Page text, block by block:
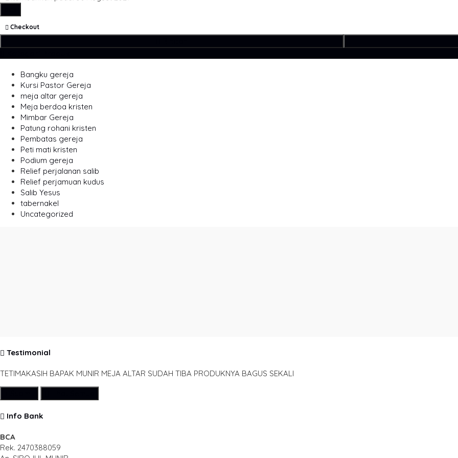
Checkout
Bangku gereja
Kursi Pastor Gereja
meja altar gereja
Meja berdoa kristen
Mimbar Gereja
Patung rohani kristen
Pembatas gereja
Peti mati kristen
Podium gereja
Relief perjalanan salib
Relief perjamuan kudus
Salib Yesus
tabernakel
Uncategorized
Testimonial
TETIMAKASIH BAPAK MUNIR MEJA ALTAR SUDAH TIBA PRODUKNYA BAGUS SEKALI
Info Bank
BCA
Rek. 2470388059